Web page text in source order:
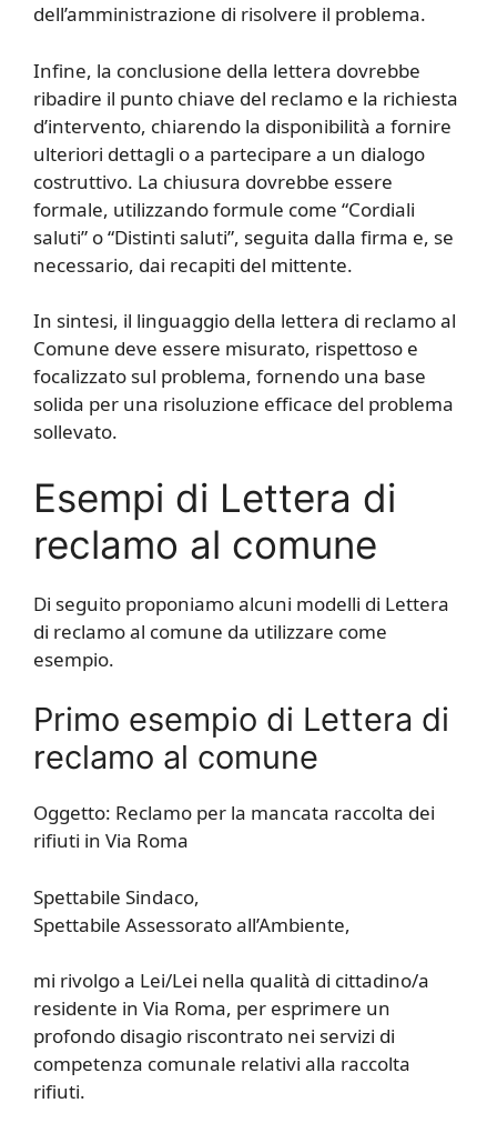
dell’amministrazione di risolvere il problema.
Infine, la conclusione della lettera dovrebbe
ribadire il punto chiave del reclamo e la richiesta
d’intervento, chiarendo la disponibilità a fornire
ulteriori dettagli o a partecipare a un dialogo
costruttivo. La chiusura dovrebbe essere
formale, utilizzando formule come “Cordiali
saluti” o “Distinti saluti”, seguita dalla firma e, se
necessario, dai recapiti del mittente.
In sintesi, il linguaggio della lettera di reclamo al
Comune deve essere misurato, rispettoso e
focalizzato sul problema, fornendo una base
solida per una risoluzione efficace del problema
sollevato.
Esempi di Lettera di
reclamo al comune
Di seguito proponiamo alcuni modelli di Lettera
di reclamo al comune da utilizzare come
esempio.
Primo esempio di Lettera di
reclamo al comune
Oggetto: Reclamo per la mancata raccolta dei
rifiuti in Via Roma
Spettabile Sindaco,
Spettabile Assessorato all’Ambiente,
mi rivolgo a Lei/Lei nella qualità di cittadino/a
residente in Via Roma, per esprimere un
profondo disagio riscontrato nei servizi di
competenza comunale relativi alla raccolta
rifiuti.